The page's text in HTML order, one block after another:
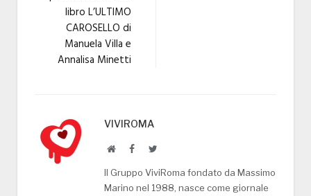
libro L’ULTIMO
CAROSELLO di
Manuela Villa e
Annalisa Minetti
VIVIROMA
WebsiteFacebookTwitter
Il Gruppo ViviRoma fondato da Massimo
Marino nel 1988, nasce come giornale